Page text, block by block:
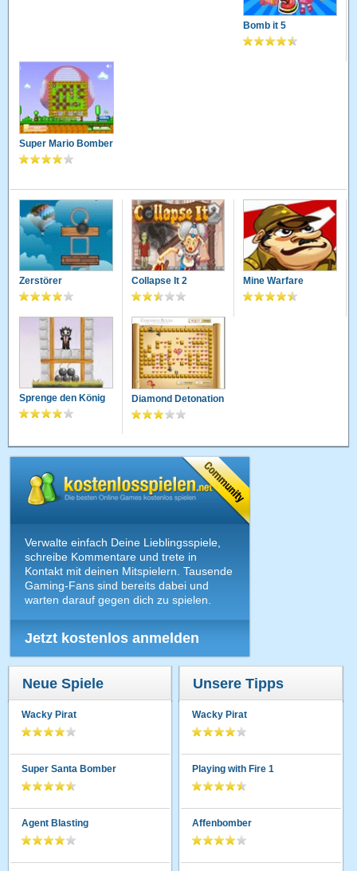
Bomb it 5
Super Mario Bomber
Zerstörer Collapse It 2 Mine Warfare
Sprenge den König Diamond Detonation
Verwalte einfach Deine Lieblingsspiele,
schreibe Kommentare und trete in
Kontakt mit deinen Mitspielern. Tausende
Gaming-Fans sind bereits dabei und
warten darauf gegen dich zu spielen.
Jetzt kostenlos anmelden
Neue Spiele
Wacky Pirat
Super Santa Bomber
Agent Blasting
Unsere Tipps
Wacky Pirat
Playing with Fire 1
Affenbomber